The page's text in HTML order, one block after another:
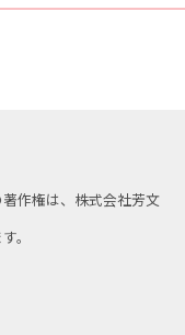
作権は、株式会社芳文
。